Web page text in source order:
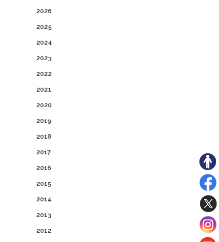
2026
2025
2024
2023
2022
2021
2020
2019
2018
2017
2016
2015
2014
2013
2012